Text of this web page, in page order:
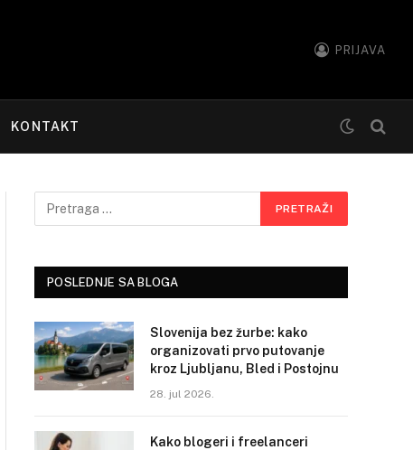
PRIJAVA
KONTAKT
POSLEDNJE SA BLOGA
Slovenija bez žurbe: kako
organizovati prvo putovanje
kroz Ljubljanu, Bled i Postojnu
28. jul 2026.
Kako blogeri i freelanceri